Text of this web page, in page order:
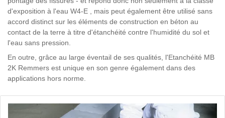
d'exposition à l'eau W4-E , mais peut également être utilisé sans
accord distinct sur les éléments de construction en béton au
contact de la terre à titre d'étanchéité contre l'humidité du sol et
l'eau sans pression.
En outre, grâce au large éventail de ses qualités, l'Etanchéité MB
2K Remmers est unique en son genre également dans des
applications hors norme.